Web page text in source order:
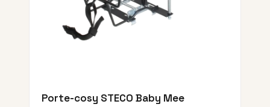
Porte-cosy STECO Baby Mee